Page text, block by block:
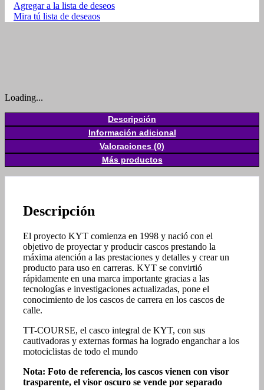
Agregar a la lista de deseos
Mira tú lista de deseaos
Loading...
Descripción
Información adicional
Valoraciones (0)
Más productos
Descripción
El proyecto KYT comienza en 1998 y nació con el
objetivo de proyectar y producir cascos prestando la
máxima atención a las prestaciones y detalles y crear un
producto para uso en carreras. KYT se convirtió
rápidamente en una marca importante gracias a las
tecnologías e investigaciones actualizadas, pone el
conocimiento de los cascos de carrera en los cascos de
calle.
TT-COURSE, el casco integral de KYT, con sus
cautivadoras y externas formas ha logrado enganchar a los
motociclistas de todo el mundo
Nota: Foto de referencia, los cascos vienen con visor
trasparente, el visor oscuro se vende por separado